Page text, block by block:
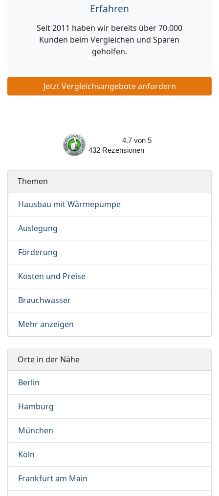
Erfahren
Seit 2011 haben wir bereits über 70.000
Kunden beim Vergleichen und Sparen
geholfen.
Jetzt Vergleichsangebote anfordern
4.7 von 5
432
Rezensionen
Themen
Hausbau mit Wärmepumpe
Auslegung
Förderung
Kosten und Preise
Brauchwasser
Mehr anzeigen
Orte in der Nähe
Berlin
Hamburg
München
Köln
Frankfurt am Main